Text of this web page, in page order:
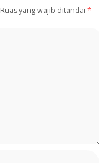
Ruas yang wajib ditandai *